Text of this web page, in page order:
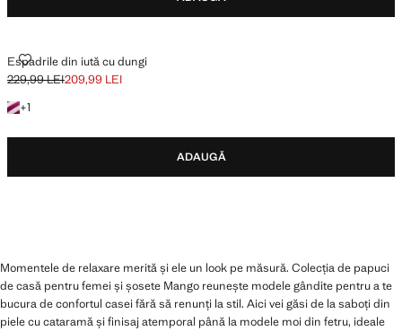
Espadrile din iută cu dungi
ESPADRILE DIN IUTĂ CU DUNGI
Preț inițial tăiat [229,99 LEI ]
229,99 LEI
Preț actual [209,99 LEI ]
209,99 LEI
+1
+ 1 culoare
ADAUGĂ
Momentele de relaxare merită și ele un look pe măsură. Colecția de papuci
de casă pentru femei și șosete Mango reunește modele gândite pentru a te
bucura de confortul casei fără să renunți la stil. Aici vei găsi de la saboți din
piele cu cataramă și finisaj atemporal până la modele moi din fetru, ideale